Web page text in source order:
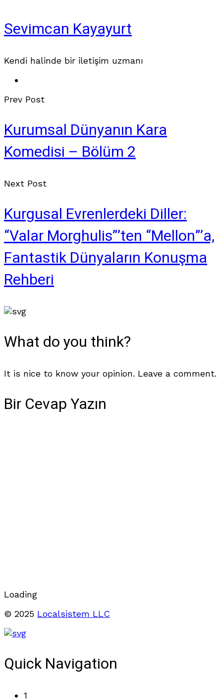
Sevimcan Kayayurt
Kendi halinde bir iletişim uzmanı
Prev Post
Kurumsal Dünyanın Kara
Komedisi – Bölüm 2
Next Post
Kurgusal Evrenlerdeki Diller:
“Valar Morghulis”’ten “Mellon”’a,
Fantastik Dünyaların Konuşma
Rehberi
What do you think?
It is nice to know your opinion. Leave a comment.
Bir Cevap Yazın
Loading
© 2025 Localsistem LLC
Quick Navigation
1